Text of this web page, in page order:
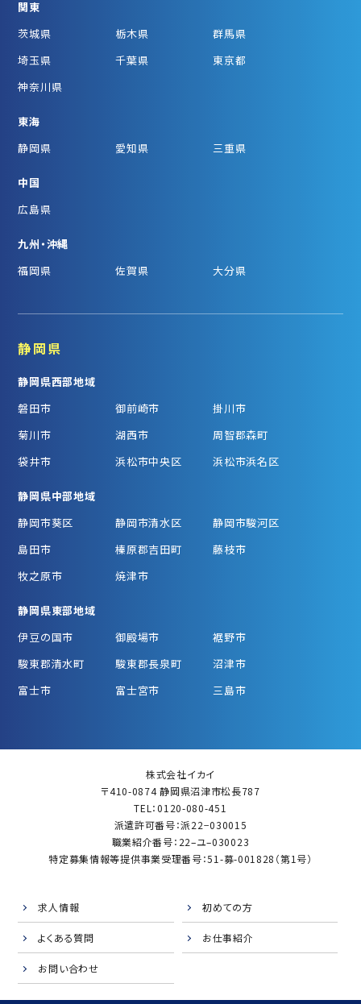
関東
茨城県
栃木県
群馬県
埼玉県
千葉県
東京都
神奈川県
東海
静岡県
愛知県 三重県
中国
広島県
九州・沖縄
福岡県
佐賀県 大分県
静岡県
静岡県西部地域
磐田市
御前崎市
掛川市
菊川市
湖西市
周智郡森町
袋井市
浜松市中央区 浜松市浜名区
静岡県中部地域
静岡市葵区
静岡市清水区
静岡市駿河区
島田市
榛原郡吉田町
藤枝市
牧之原市
焼津市
静岡県東部地域
伊豆の国市
御殿場市
裾野市
駿東郡清水町
駿東郡長泉町
沼津市
富士市
富士宮市 三島市
株式会社イカイ
〒410-0874 静岡県沼津市松長787
TEL：0120-080-451
派遣許可番号：派22−030015
職業紹介番号：22–ユ–030023
特定募集情報等提供事業受理番号：51-募-001828（第1号）
求人情報 初めての方
よくある質問 お仕事紹介
お問い合わせ